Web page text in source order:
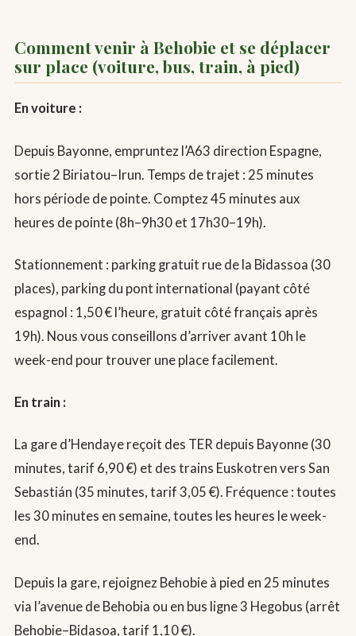
Comment venir à Behobie et se déplacer
sur place (voiture, bus, train, à pied)
En voiture :
Depuis Bayonne, empruntez l’A63 direction Espagne,
sortie 2 Biriatou–Irun. Temps de trajet : 25 minutes
hors période de pointe. Comptez 45 minutes aux
heures de pointe (8h–9h30 et 17h30–19h).
Stationnement : parking gratuit rue de la Bidassoa (30
places), parking du pont international (payant côté
espagnol : 1,50 € l’heure, gratuit côté français après
19h). Nous vous conseillons d’arriver avant 10h le
week-end pour trouver une place facilement.
En train :
La gare d’Hendaye reçoit des TER depuis Bayonne (30
minutes, tarif 6,90 €) et des trains Euskotren vers San
Sebastián (35 minutes, tarif 3,05 €). Fréquence : toutes
les 30 minutes en semaine, toutes les heures le week-
end.
Depuis la gare, rejoignez Behobie à pied en 25 minutes
via l’avenue de Behobia ou en bus ligne 3 Hegobus (arrêt
Behobie–Bidasoa, tarif 1,10 €).